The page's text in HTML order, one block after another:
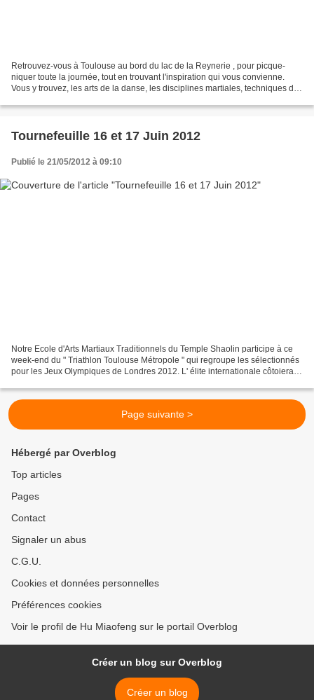
Retrouvez-vous à Toulouse au bord du lac de la Reynerie , pour picque-
niquer toute la journée, tout en trouvant l'inspiration qui vous convienne.
Vous y trouvez, les arts de la danse, les disciplines martiales, techniques de
Tournefeuille 16 et 17 Juin 2012
Publié le 21/05/2012 à 09:10
Notre Ecole d'Arts Martiaux Traditionnels du Temple Shaolin participe à ce
week-end du " Triathlon Toulouse Métropole " qui regroupe les sélectionnés
pour les Jeux Olympiques de Londres 2012. L' élite internationale côtoiera la
Page suivante >
Hébergé par Overblog
Top articles
Pages
Contact
Signaler un abus
C.G.U.
Cookies et données personnelles
Préférences cookies
Voir le profil de Hu Miaofeng sur le portail Overblog
Créer un blog sur Overblog
Créer un blog